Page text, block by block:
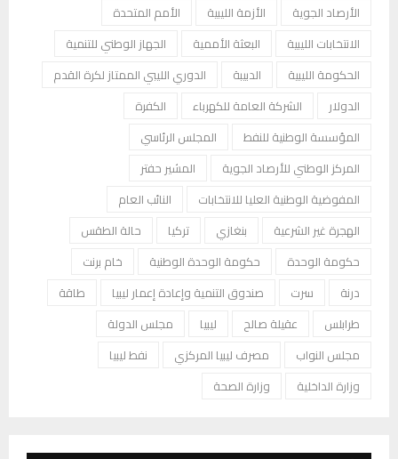
الأرصاد الجوية
الأزمة الليبية
الأمم المتحدة
الانتخابات الليبية
البعثة الأممية
الجهاز الوطني للتنمية
الحكومة الليبية
الدبيبة
الدوري الليبي الممتاز لكرة القدم
الدولار
الشركة العامة للكهرباء
الكفرة
المؤسسة الوطنية للنفط
المجلس الرئاسي
المركز الوطني للأرصاد الجوية
المشير حفتر
المفوضية الوطنية العليا للانتخابات
النائب العام
الهجرة غير الشرعية
بنغازي تركيا
حالة الطقس
حكومة الوحدة
حكومة الوحدة الوطنية
خام برنت
درنة
سرت صندوق التنمية وإعادة إعمار ليبيا
طاقة
طرابلس
عقيلة صالح ليبيا
مجلس الدولة
مجلس النواب
مصرف ليبيا المركزي
نفط ليبيا
وزارة الداخلية
وزارة الصحة